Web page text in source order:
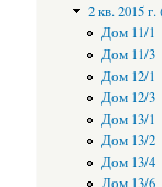
2 кв. 2015
Дом 11/1
Дом 11/3
Дом 12/1
Дом 12/3
Дом 13/1
Дом 13/2
Дом 13/4